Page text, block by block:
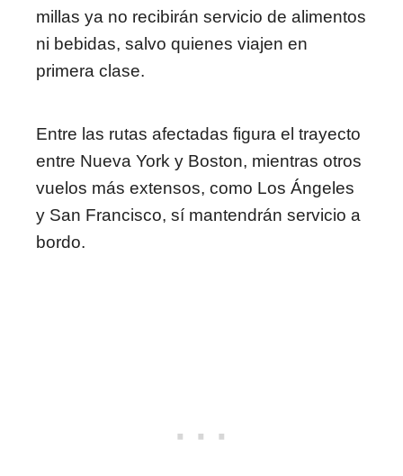
millas ya no recibirán servicio de alimentos
ni bebidas, salvo quienes viajen en
primera clase.
Entre las rutas afectadas figura el trayecto
entre Nueva York y Boston, mientras otros
vuelos más extensos, como Los Ángeles
y San Francisco, sí mantendrán servicio a
bordo.